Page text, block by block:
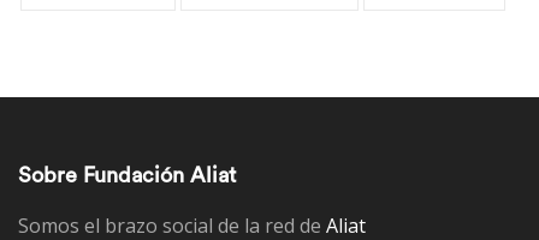
Sobre Fundación Aliat
Somos el brazo social de la red de Aliat